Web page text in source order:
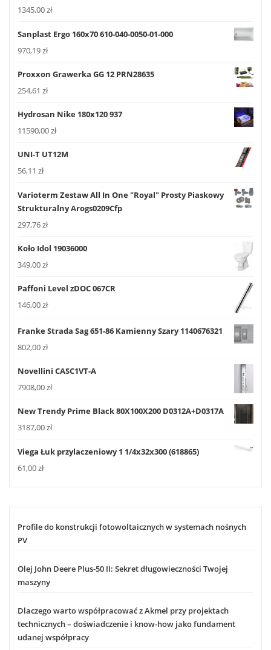
1345,00zł
Sanplast Ergo 160x70 610-040-0050-01-000
970,19zł
Proxxon Grawerka GG 12 PRN28635
254,61 zł
Hydrosan Nike 180x120 937
11590,00zł
UNI-T UT12M
56,11 zł
Varioterm Zestaw All In One "Royal" Prosty Piaskowy
Strukturalny Arogs0209Cfp
297,76zł
Koło Idol 19036000
349,00zł
Paffoni Level zDOC 067CR
146,00zł
Franke Strada Sag 651-86 Kamienny Szary 1140676321
802,00zł
Novellini CASC1VT-A
7908,00zł
New Trendy Prime Black 80X100X200 D0312A+D0317A
3187,00zł
Viega Łuk przylaczeniowy 1 1/4x32x300 (618865)
61,00zł
Profile do konstrukcji fotowoltaicznych w systemach nośnych
PV
Olej John Deere Plus-50 II: Sekret długowieczności Twojej
maszyny
Dlaczego warto współpracować z Akmel przy projektach
technicznych – doświadczenie i know-how jako fundament
udanej współpracy